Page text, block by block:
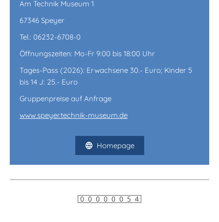
Am Technik Museum 1
67346 Speyer
Tel.: 06232-6708-0
Öffnungszeiten: Mo-Fr 9:00 bis 18:00 Uhr
Tages-Pass (2026): Erwachsene 30.- Euro; Kinder 5
bis 14 J: 25.- Euro
Gruppenpreise auf Anfrage
www.speyer.technik-museum.de
Homepage